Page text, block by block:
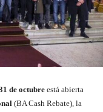
de octubre está abierta
(BA Cash Rebate), la